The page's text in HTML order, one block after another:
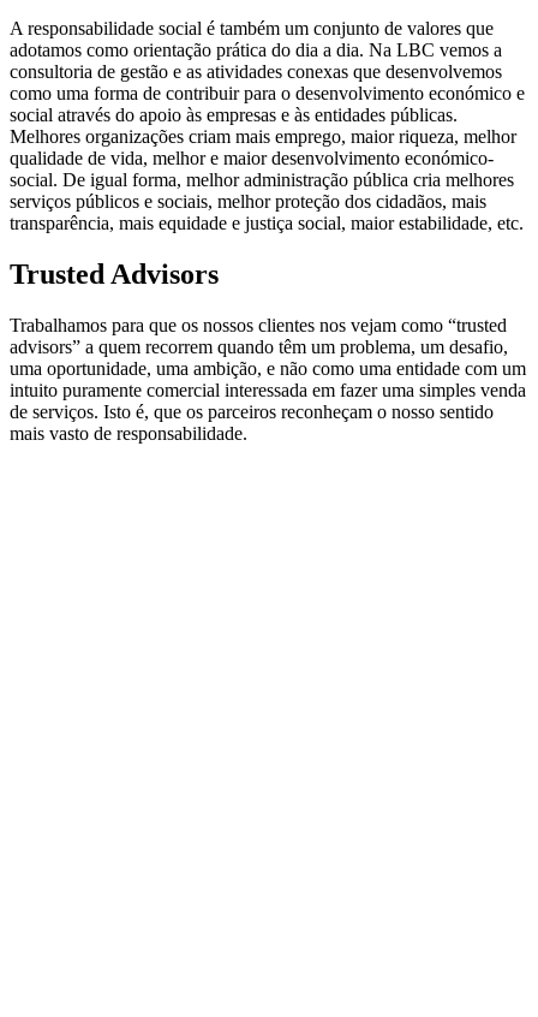
A responsabilidade social é também um conjunto de valores que
adotamos como orientação prática do dia a dia. Na LBC vemos a
consultoria de gestão e as atividades conexas que desenvolvemos
como uma forma de contribuir para o desenvolvimento económico e
social através do apoio às empresas e às entidades públicas.
Melhores organizações criam mais emprego, maior riqueza, melhor
qualidade de vida, melhor e maior desenvolvimento económico-
social. De igual forma, melhor administração pública cria melhores
serviços públicos e sociais, melhor proteção dos cidadãos, mais
transparência, mais equidade e justiça social, maior estabilidade, etc.
Trusted Advisors
Trabalhamos para que os nossos clientes nos vejam como “trusted
advisors” a quem recorrem quando têm um problema, um desafio,
uma oportunidade, uma ambição, e não como uma entidade com um
intuito puramente comercial interessada em fazer uma simples venda
de serviços. Isto é, que os parceiros reconheçam o nosso sentido
mais vasto de responsabilidade.